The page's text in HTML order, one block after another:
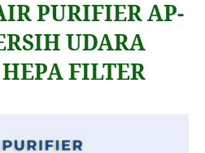
PURIFIER AP-
UDARA
FILTER